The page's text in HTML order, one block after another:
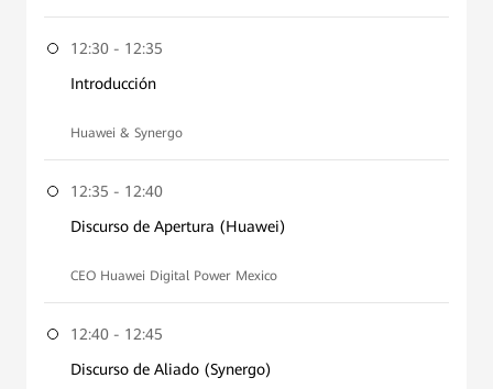
12:30 - 12:35
Introducción
Huawei & Synergo
12:35 - 12:40
Discurso de Apertura (Huawei)
CEO Huawei Digital Power Mexico
12:40 - 12:45
Discurso de Aliado (Synergo)